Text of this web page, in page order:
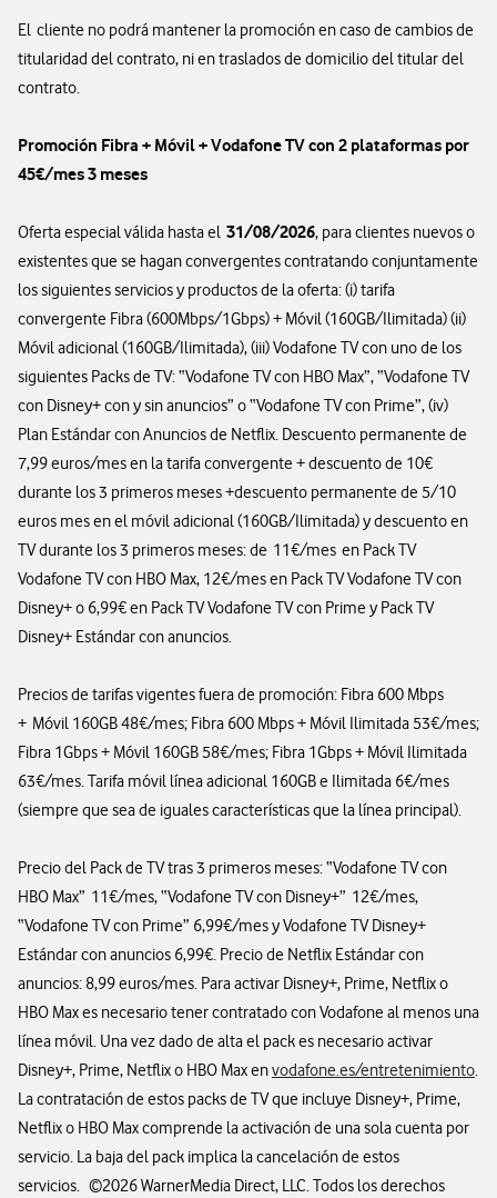
El cliente no podrá mantener la promoción en caso de cambios de
titularidad del contrato, ni en traslados de domicilio del titular del
contrato.
Promoción Fibra + Móvil + Vodafone TV con 2 plataformas por
45€/mes 3 meses
Oferta especial válida hasta el 31/08/2026, para clientes nuevos o
existentes que se hagan convergentes contratando conjuntamente
los siguientes servicios y productos de la oferta: (i) tarifa
convergente Fibra (600Mbps/1Gbps) + Móvil (160GB/Ilimitada) (ii)
Móvil adicional (160GB/Ilimitada), (iii) Vodafone TV con uno de los
siguientes Packs de TV: “Vodafone TV con HBO Max”, “Vodafone TV
con Disney+ con y sin anuncios” o “Vodafone TV con Prime”, (iv)
Plan Estándar con Anuncios de Netflix. Descuento permanente de
7,99 euros/mes en la tarifa convergente + descuento de 10€
durante los 3 primeros meses +descuento permanente de 5/10
euros mes en el móvil adicional (160GB/Ilimitada) y descuento en
TV durante los 3 primeros meses: de 11€/mes en Pack TV
Vodafone TV con HBO Max, 12€/mes en Pack TV Vodafone TV con
Disney+ o 6,99€ en Pack TV Vodafone TV con Prime y Pack TV
Disney+ Estándar con anuncios.
Precios de tarifas vigentes fuera de promoción: Fibra 600 Mbps
+ Móvil 160GB 48€/mes; Fibra 600 Mbps + Móvil Ilimitada 53€/mes;
Fibra 1Gbps + Móvil 160GB 58€/mes; Fibra 1Gbps + Móvil Ilimitada
63€/mes. Tarifa móvil línea adicional 160GB e Ilimitada 6€/mes
(siempre que sea de iguales características que la línea principal).
Precio del Pack de TV tras 3 primeros meses: “Vodafone TV con
HBO Max” 11€/mes, “Vodafone TV con Disney+” 12€/mes,
“Vodafone TV con Prime” 6,99€/mes y Vodafone TV Disney+
Estándar con anuncios 6,99€. Precio de Netflix Estándar con
anuncios: 8,99 euros/mes. Para activar Disney+, Prime, Netflix o
HBO Max es necesario tener contratado con Vodafone al menos una
línea móvil. Una vez dado de alta el pack es necesario activar
Disney+, Prime, Netflix o HBO Max envodafone.es/entretenimiento.
La contratación de estos packs de TV que incluye Disney+, Prime,
Netflix o HBO Max comprende la activación de una sola cuenta por
servicio. La baja del pack implica la cancelación de estos
servicios. ©2026 WarnerMedia Direct, LLC. Todos los derechos